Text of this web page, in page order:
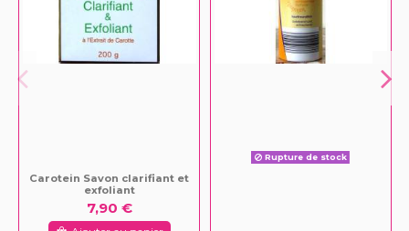
Carotein Savon clarifiant et
exfoliant
7,90 €
Rupture de stock